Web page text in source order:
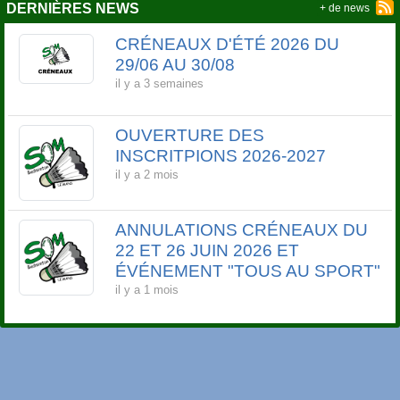
DERNIÈRES NEWS
CRÉNEAUX D'ÉTÉ 2026 DU
29/06 AU 30/08
il y a 3 semaines
OUVERTURE DES
INSCRITPIONS 2026-2027
il y a 2 mois
ANNULATIONS CRÉNEAUX DU
22 ET 26 JUIN 2026 ET
ÉVÉNEMENT "TOUS AU SPORT"
il y a 1 mois
+ de news